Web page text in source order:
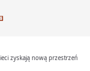
zyskają nową przestrzeń